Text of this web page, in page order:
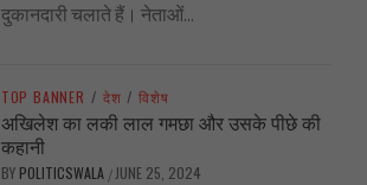
दुकानदारी चलाते हैं। नेताओं...
TOP BANNER / देश / विशेष
अखिलेश का लकी लाल गमछा और उसके पीछे की
कहानी
BY POLITICSWALA / JUNE 25, 2024